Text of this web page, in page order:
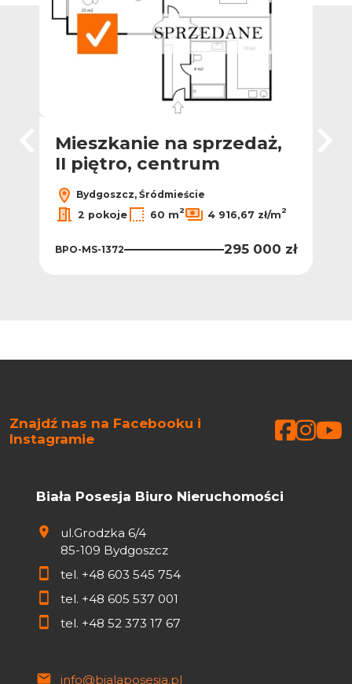
Mieszkanie na sprzedaż,
II piętro, centrum
Bydgoszcz, Śródmieście
2 pokoje
60 m2 4 916,67 zł/m2
BPO-MS-1372 295 000 zł
Znajdź nas na Facebooku i
Instagramie
Biała Posesja Biuro Nieruchomości
ul.Grodzka 6/4
85-109 Bydgoszcz
tel. +48 603 545 754
tel. +48 605 537 001
tel. +48 52 373 17 67
info@bialaposesja.pl